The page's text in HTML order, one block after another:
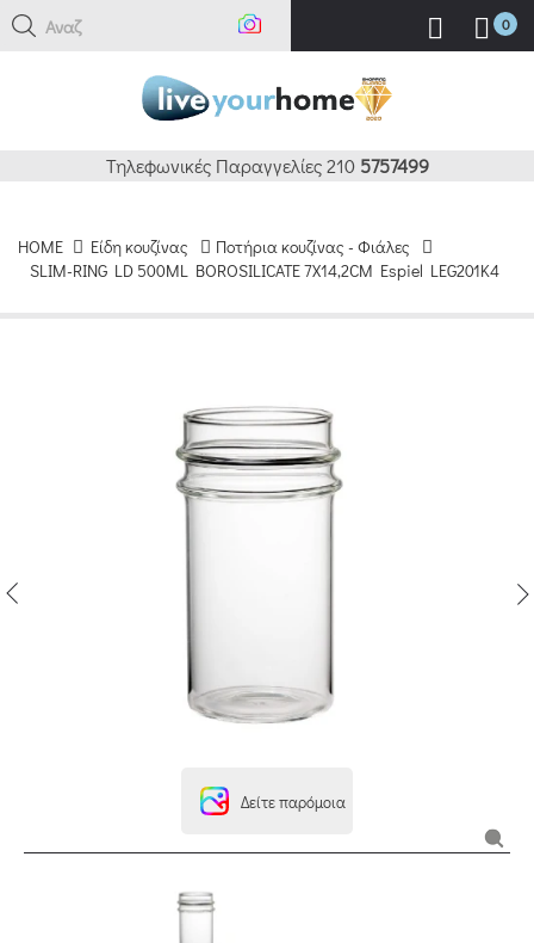
Αναζήτη 0
Τηλεφωνικές Παραγγελίες 210 5757499
HOME Είδη κουζίνας
Ποτήρια κουζίνας - Φιάλες
SLIM-RING LD 500ML BOROSILICATE 7X14,2CM Espiel LEG201K4
Δείτε παρόμοια